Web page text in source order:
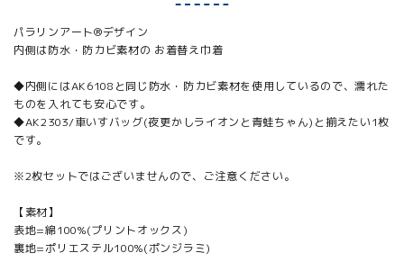
パラリンアート®デザイン
内側は防水・防カビ素材の お着替え巾着
◆内側にはAK6108と同じ防水・防カビ素材を使用しているので、濡れた
ものを入れても安心です。
◆AK2303/車いすバッグ(夜更かしライオンと青蛙ちゃん)と揃えたい1枚
です。
※2枚セットではございませんので、ご注意ください。
【素材】
表地=綿100%(プリントオックス)
裏地=ポリエステル100%(ポンジラミ)